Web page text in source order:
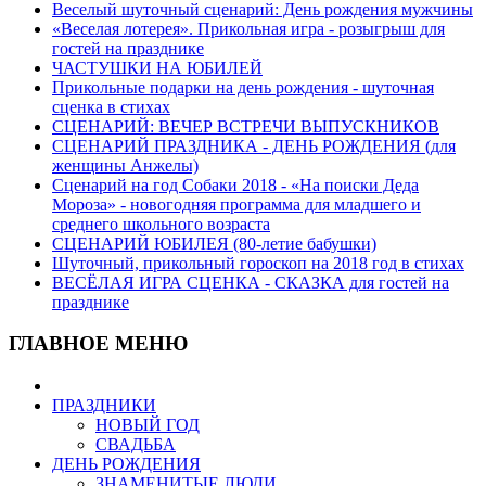
Веселый шуточный сценарий: День рождения мужчины
«Веселая лотерея». Прикольная игра - розыгрыш для
гостей на празднике
ЧАСТУШКИ НА ЮБИЛЕЙ
Прикольные подарки на день рождения - шуточная
сценка в стихах
СЦЕНАРИЙ: ВЕЧЕР ВСТРЕЧИ ВЫПУСКНИКОВ
СЦЕНАРИЙ ПРАЗДНИКА - ДЕНЬ РОЖДЕНИЯ (для
женщины Анжелы)
Сценарий на год Собаки 2018 - «На поиски Деда
Мороза» - новогодняя программа для младшего и
среднего школьного возраста
СЦЕНАРИЙ ЮБИЛЕЯ (80-летие бабушки)
Шуточный, прикольный гороскоп на 2018 год в стихах
ВЕСЁЛАЯ ИГРА СЦЕНКА - СКАЗКА для гостей на
празднике
ГЛАВНОЕ МЕНЮ
ПРАЗДНИКИ
НОВЫЙ ГОД
СВАДЬБА
ДЕНЬ РОЖДЕНИЯ